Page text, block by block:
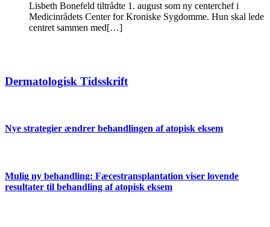
Lisbeth Bonefeld tiltrådte 1. august som ny centerchef i
Medicinrådets Center for Kroniske Sygdomme. Hun skal lede
centret sammen med[…]
Dermatologisk Tidsskrift
Nye strategier ændrer behandlingen af atopisk eksem
Mulig ny behandling: Fæcestransplantation viser lovende
resultater til behandling af atopisk eksem